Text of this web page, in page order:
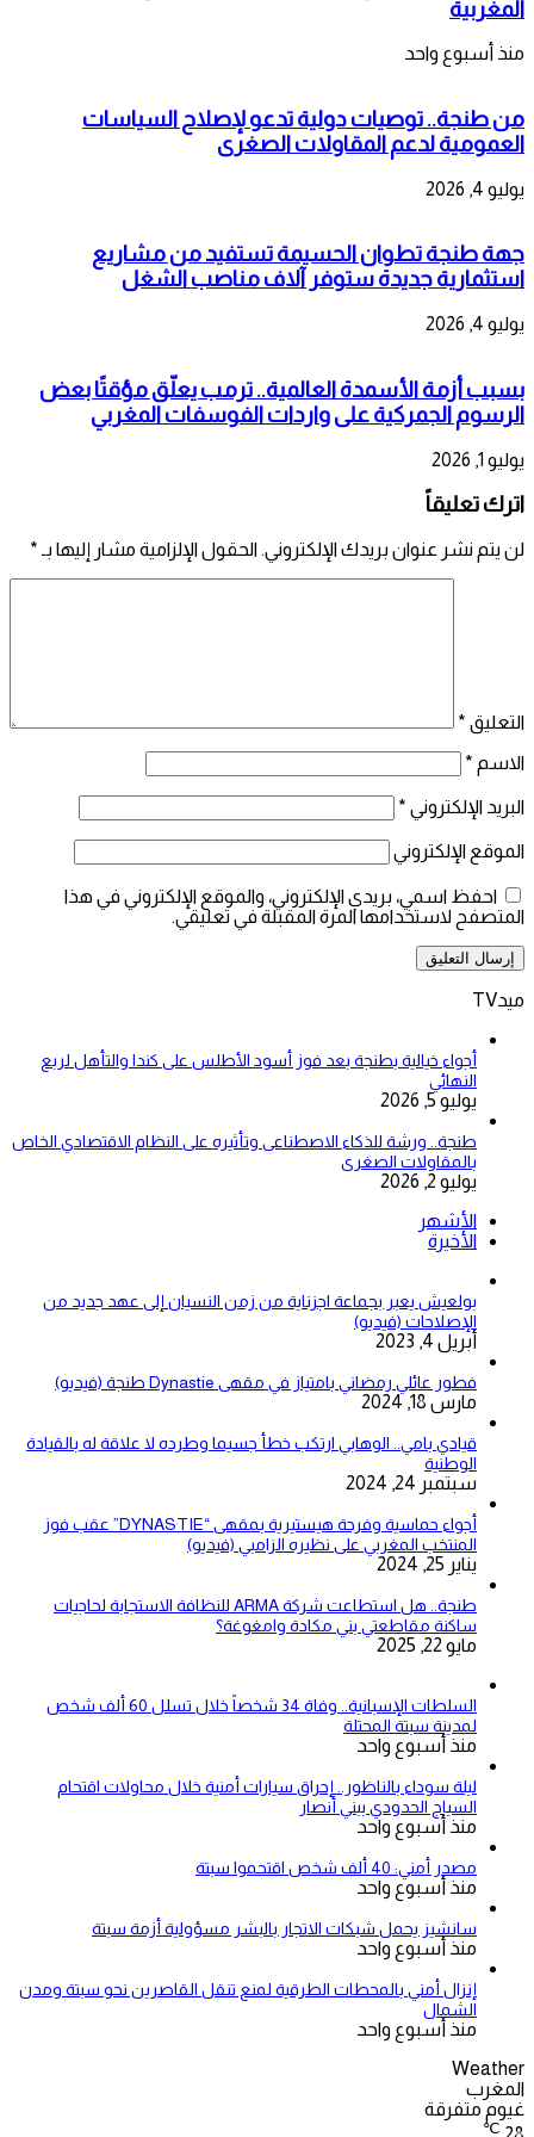
المغربية
منذ أسبوع واحد
من طنجة.. توصيات دولية تدعو لإصلاح السياسات
العمومية لدعم المقاولات الصغرى
يوليو 4, 2026
جهة طنجة تطوان الحسيمة تستفيد من مشاريع
استثمارية جديدة ستوفر آلاف مناصب الشغل
يوليو 4, 2026
بسبب أزمة الأسمدة العالمية.. ترمب يعلّق مؤقتًا بعض
الرسوم الجمركية على واردات الفوسفات المغربي
يوليو 1, 2026
اترك تعليقاً
لن يتم نشر عنوان بريدك الإلكتروني. الحقول الإلزامية مشار إليها بـ *
التعليق *
الاسم *
البريد الإلكتروني *
الموقع الإلكتروني
احفظ اسمي، بريدي الإلكتروني، والموقع الإلكتروني في هذا
المتصفح لاستخدامها المرة المقبلة في تعليقي.
ميدTV
أجواء خيالية بطنجة بعد فوز أسود الأطلس على كندا والتأهل لربع
النهائي
يوليو 5, 2026
طنجة.. ورشة للذكاء الاصطناعى وتأثيره على النظام الاقتصادي الخاص
بالمقاولات الصغرى
يوليو 2, 2026
الأشهر
الأخيرة
بولعيش يعبر بجماعة اجزناية من زمن النسيان إلى عهد جديد من
الإصلاحات (فيديو)
أبريل 4, 2023
فطور عائلي رمضاني بامتياز في مقهى Dynastie طنجة (فيديو)
مارس 18, 2024
قيادي بامي.. الوهابي ارتكب خطأ جسيما وطرده لا علاقة له بالقيادة
الوطنية
سبتمبر 24, 2024
أجواء حماسية وفرحة هيستيرية بمقهى “DYNASTIE” عقب فوز
المنتخب المغربي على نظيره الزامبي (فيديو)
يناير 25, 2024
طنجة.. هل استطاعت شركة ARMA للنظافة الاستجابة لحاجيات
ساكنة مقاطعتي بني مكادة وامغوغة؟
مايو 22, 2025
السلطات الإسبانية.. وفاة 34 شخصاً خلال تسلل 60 ألف شخص
لمدينة سبتة المحتلة
منذ أسبوع واحد
ليلة سوداء بالناظور.. إحراق سيارات أمنية خلال محاولات اقتحام
السياج الحدودي ببني أنصار
منذ أسبوع واحد
مصدر أمني: 40 ألف شخص اقتحموا سبتة
منذ أسبوع واحد
سانشيز يحمل شبكات الاتجار بالبشر مسؤولية أزمة سبتة
منذ أسبوع واحد
إنزال أمني بالمحطات الطرقية لمنع تنقل القاصرين نحو سبتة ومدن
الشمال
منذ أسبوع واحد
Weather
المغرب
غيوم متفرقة
℃